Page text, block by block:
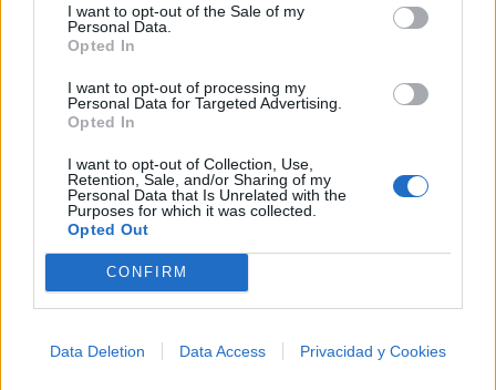
I want to opt-out of the Sale of my
Personal Data.
Opted In
I want to opt-out of processing my
Personal Data for Targeted Advertising.
Opted In
I want to opt-out of Collection, Use,
Retention, Sale, and/or Sharing of my
Personal Data that Is Unrelated with the
Purposes for which it was collected.
Opted Out
CONFIRM
Data Deletion Data Access Privacidad y Cookies
Añadir un comentario ...
🪐🚀 Canciones para Ver las Estrellas:
Psicodelia y Space Rock 🎸✨
🌌🚀 Viaje intergaláctico: la mejor selección de
psicodelia, space rock y atmósferas cósmicas para
tus noches de astronomía. 🪐🎸 Desconecta, mira
esta colección para tu próxima noche estrellada!
✨⭐